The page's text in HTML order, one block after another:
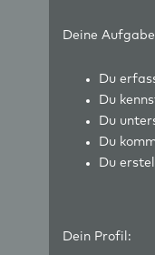
Deine
Du
Du
Du
Du
Du
Dein Profil: